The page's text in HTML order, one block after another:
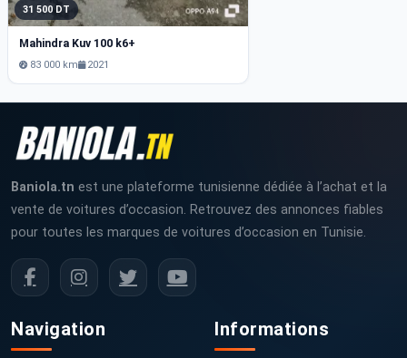
31 500 DT
Mahindra Kuv 100 k6+
83 000 km 2021
Baniola.tn est une plateforme tunisienne dédiée à l’achat et la
vente de voitures d’occasion. Retrouvez des annonces fiables
pour toutes les marques de voitures d’occasion en Tunisie.
Navigation Informations